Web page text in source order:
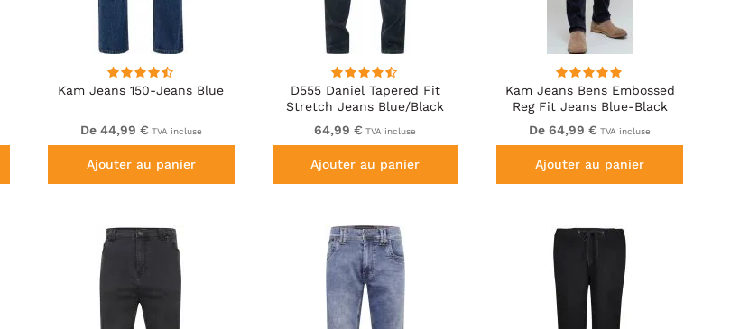
Kam Jeans 150-Jeans Blue
De 44,99 € TVA incluse
Ajouter au panier
D555 Daniel Tapered Fit
Stretch Jeans Blue/Black
Wash
64,99 € TVA incluse
Ajouter au panier
Kam Jeans Bens Embossed
Reg Fit Jeans Blue-Black
De 64,99 € TVA incluse
Ajouter au panier